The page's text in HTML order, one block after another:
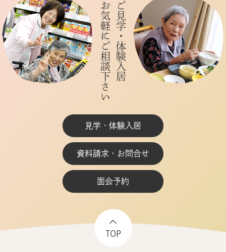
お気軽にご相談下さいご見学・体験入居
見学・体験入居
資料請求・お問合せ
面会予約
TOP